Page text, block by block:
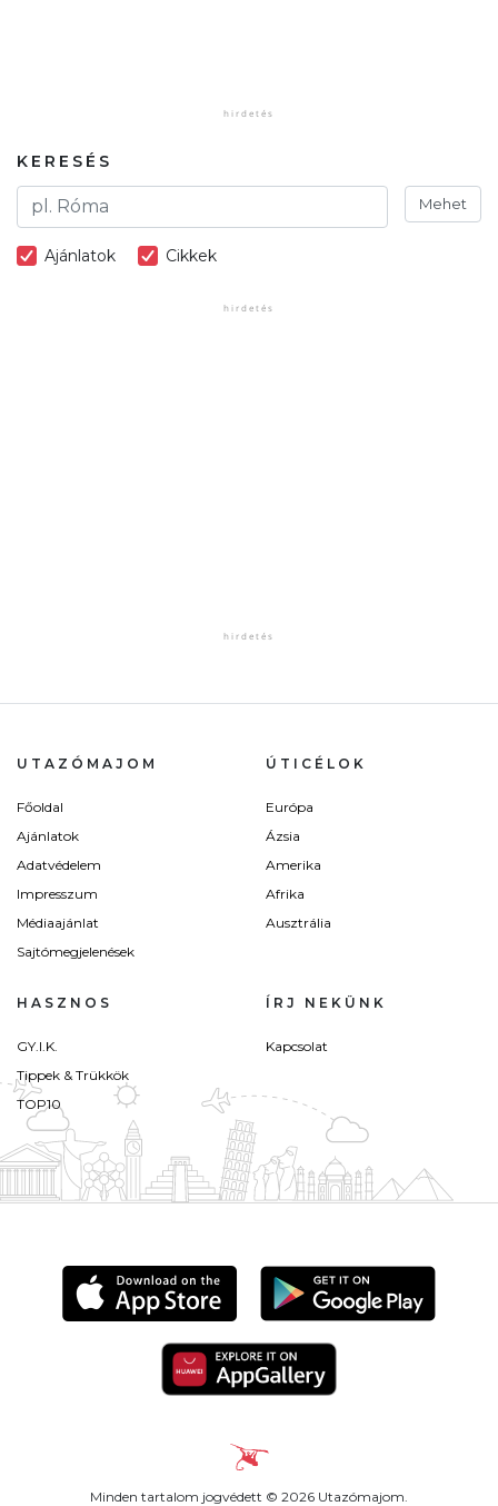
KERESÉS
Mehet
Ajánlatok Cikkek
UTAZÓMAJOM
Főoldal
Ajánlatok
Adatvédelem
Impresszum
Médiaajánlat
Sajtómegjelenések
ÚTICÉLOK
Európa
Ázsia
Amerika
Afrika
Ausztrália
HASZNOS
GY.I.K.
Tippek & Trükkök
TOP10
ÍRJ NEKÜNK
Kapcsolat
Minden tartalom jogvédett © 2026 Utazómajom.